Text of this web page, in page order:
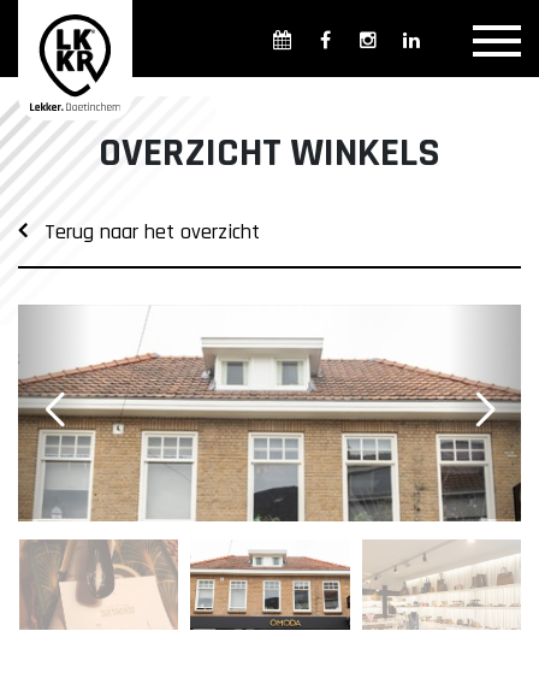
Overzicht winkels
Openingsdagen en -tijden
Weekmarkten
Parkeren in Doetinchem
Openbaar vervoer
Gratis Shuttle
FAQ
OVERZICHT WINKELS
Terug naar het overzicht